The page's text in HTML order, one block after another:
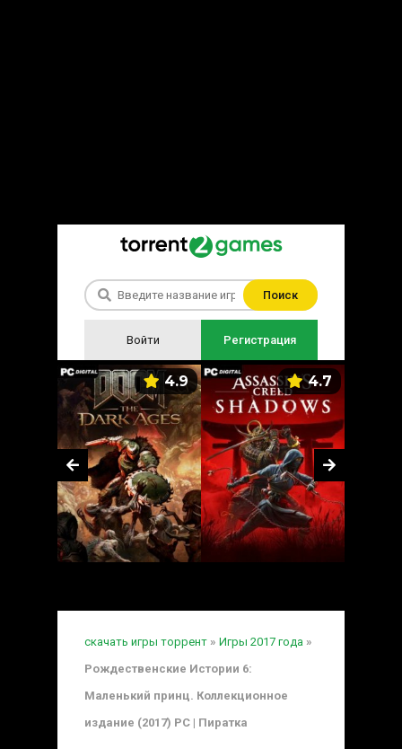
Поиск
Войти Регистрация
4.9 4.7
скачать игры торрент » Игры 2017 года »
Рождественские Истории 6:
Маленький принц. Коллекционное
издание (2017) PC | Пиратка